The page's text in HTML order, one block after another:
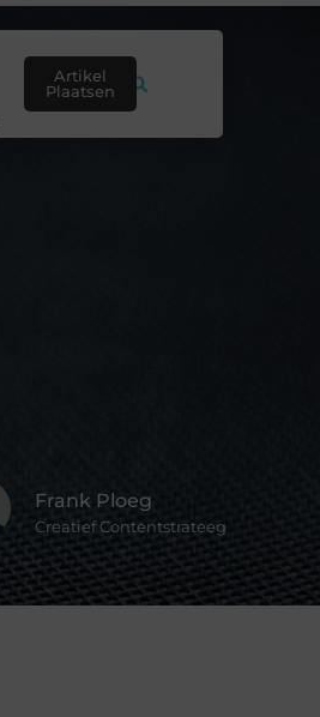
Artikel
Plaatsen
Frank Ploeg
Creatief Contentstrateeg